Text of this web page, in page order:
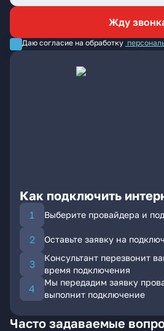
Жду
Даю согласие на обработку
Как подключить
Выберите провайдера и
Оставьте заявку на
Консультант перезвонит
время подключения
Мы передадим заявку
выполнит подключение
Часто задаваемые